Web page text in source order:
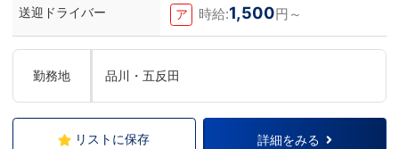
送迎ドライバー ア 時給:1,500円～
勤務地 品川・五反田
リストに保存 詳細をみる